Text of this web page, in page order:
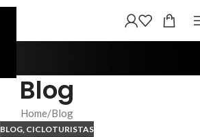
Blog
Home Blog
BLOG, CICLOTURISTAS